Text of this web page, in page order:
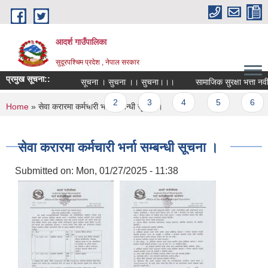
Skip to main content
आदर्श गाउँपालिका
सुदूरपश्चिम प्रदेश , नेपाल सरकार
प्रमुख सूचना:: सूचना । सुचना ।। सुचना।।। सामाजिक सुरक्षा भत्ता
Pages
1 2 3
You are here
Home » सेवा करारमा कर्मचारी भर्ना सम्बन्धी सूचना ।
सेवा करारमा कर्मचारी भर्ना सम्बन्धी सूचना ।
Submitted on: Mon, 01/27/2025 - 11:38